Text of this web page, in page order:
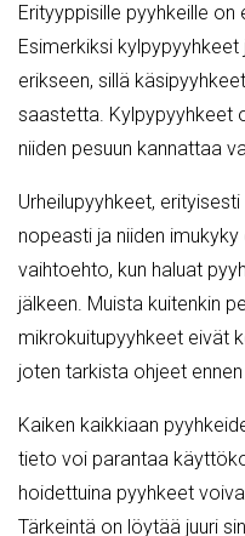
Erityyppisille pyyhkeille
Esimerkiksi
erikseen, sillä
saastetta. Kylpypyyhkeet
niiden pesuun kannattaa
Urheilupyyhkeet,
nopeasti ja niiden
vaihtoehto, kun haluat
jälkeen. Muista kuitenkin
mikrokuitupyyhkeet eivät
joten tarkista ohjeet
Kaiken kaikkiaan
tieto voi parantaa
hoidettuina pyyhkeet
Tärkeintä on löytää juuri